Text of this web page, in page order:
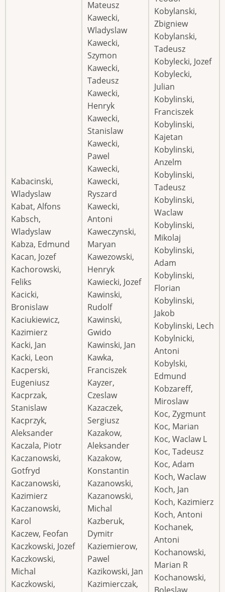
Kabacinski,
Wladyslaw
Kabat, Alfons
Kabsch,
Wladyslaw
Kabza, Edmund
Kacan, Jozef
Kachorowski,
Feliks
Kacicki,
Bronislaw
Kaciukiewicz,
Kazimierz
Kacki, Jan
Kacki, Leon
Kacperski,
Eugeniusz
Kacprzak,
Stanislaw
Kacprzyk,
Aleksander
Kaczala, Piotr
Kaczanowski,
Gotfryd
Kaczanowski,
Kazimierz
Kaczanowski,
Karol
Kaczew, Feofan
Kaczkowski, Jozef
Kaczkowski,
Michal
Kaczkowski,
Mateusz
Kawecki,
Wladyslaw
Kawecki,
Szymon
Kawecki,
Tadeusz
Kawecki,
Henryk
Kawecki,
Stanislaw
Kawecki,
Pawel
Kawecki,
Kawecki,
Ryszard
Kawecki,
Antoni
Kaweczynski,
Maryan
Kawezowski,
Henryk
Kawiecki, Jozef
Kawinski,
Rudolf
Kawinski,
Gwido
Kawinski, Jan
Kawka,
Franciszek
Kayzer,
Czeslaw
Kazaczek,
Sergiusz
Kazakow,
Aleksander
Kazakow,
Konstantin
Kazanowski,
Kazanowski,
Michal
Kazberuk,
Dymitr
Kaziemierow,
Pawel
Kazikowski, Jan
Kazimierczak,
Kobylanski,
Zbigniew
Kobylanski,
Tadeusz
Kobylecki, Jozef
Kobylecki,
Julian
Kobylinski,
Franciszek
Kobylinski,
Kajetan
Kobylinski,
Anzelm
Kobylinski,
Tadeusz
Kobylinski,
Waclaw
Kobylinski,
Mikolaj
Kobylinski,
Adam
Kobylinski,
Florian
Kobylinski,
Jakob
Kobylinski, Lech
Kobylnicki,
Antoni
Kobylski,
Edmund
Kobzareff,
Miroslaw
Koc, Zygmunt
Koc, Marian
Koc, Waclaw L
Koc, Tadeusz
Koc, Adam
Koch, Waclaw
Koch, Jan
Koch, Kazimierz
Koch, Antoni
Kochanek,
Antoni
Kochanowski,
Marian R
Kochanowski,